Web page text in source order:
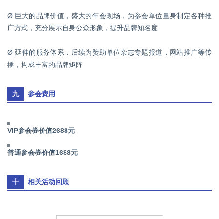
Ø 巨大的品牌价值，盛大的年会现场，为参会单位量身制定各种推
广方式，充分展示自身公众形象，提升品牌知名度
Ø 延伸的服务体系，后续为赞助单位杂志专题报道，网站推广等传
播，构成丰富的品牌矩阵
九 参会费用
VIP参会券价值2688元
普通参会券价值1688元
十 相关活动回顾